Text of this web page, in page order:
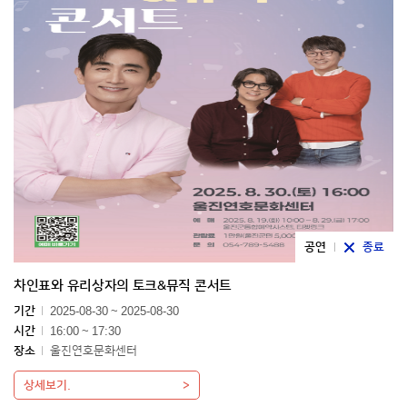
공연 종료
차인표와 유리상자의 토크&뮤직 콘서트
기간
2025-08-30 ~ 2025-08-30
시간
16:00 ~ 17:30
장소
울진연호문화센터
상세보기.